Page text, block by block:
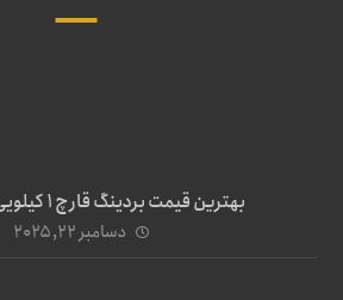
بهترین قیمت بردینگ قارچ 1 کیلویی در آذر ۱۴۰۴
دسامبر ۲۲, ۲۰۲۵